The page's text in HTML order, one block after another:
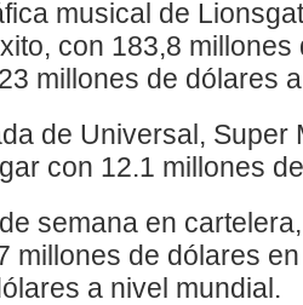
musical de
con 183,8 millones
millones de dólares
de Universal, Super
con 12.1 millones
semana en
millones de dólares
a nivel mundial.